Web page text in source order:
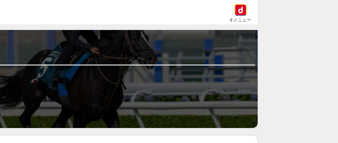
dメニュー